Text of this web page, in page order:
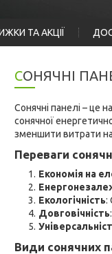
ТА АКЦІЇ
СОНЯЧНІ
Сонячні панелі – це
сонячної
зменшити витрати
Переваги
Економія на
Екологічність:
Довговічність
Види сонячних